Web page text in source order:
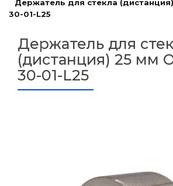
Держатель для стекла
30-01-L25
Держатель для
(дистанция) 25 мм
30-01-L25